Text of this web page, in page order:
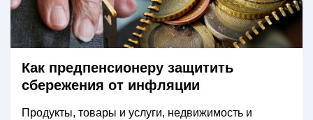
Как предпенсионеру защитить
сбережения от инфляции
Продукты, товары и услуги, недвижимость и